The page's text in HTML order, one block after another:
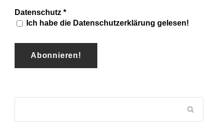
Datenschutz *
Ich habe die Datenschutzerklärung gelesen!